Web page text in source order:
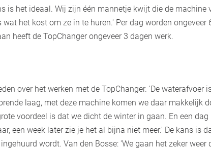
is het ideaal. Wij zijn één mannetje kwijt die de machine
wat het kost om ze in te huren.' Per dag worden ongeveer
heeft de TopChanger ongeveer 3 dagen werk.
over het werken met de TopChanger. 'De waterafvoer
laag, met deze machine komen we daar makkelijk
voordeel is dat we dicht de winter in gaan. En een
een week later zie je het al bijna niet meer.' De kans is
wordt. Van den Bosse: 'We gaan het zeker weer